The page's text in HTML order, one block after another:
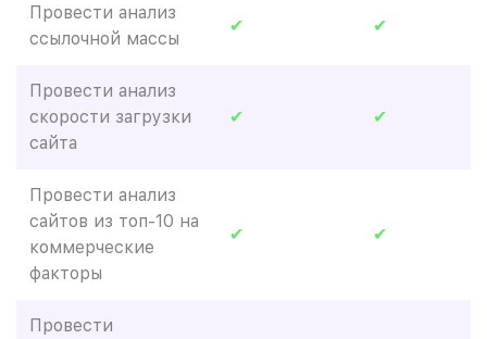
Провести анализ
ссылочной массы
✔ ✔
Провести анализ
скорости загрузки
сайта
✔ ✔
Провести анализ
сайтов из топ-10 на
коммерческие
факторы
✔ ✔
Провести